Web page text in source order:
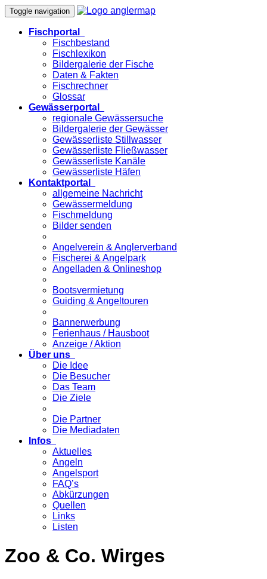
Toggle navigation
Fischportal
Fischbestand
Fischlexikon
Bildergalerie der Fische
Daten & Fakten
Fischrechner
Glossar
Gewässerportal
regionale Gewässersuche
Bildergalerie der Gewässer
Gewässerliste Stillwasser
Gewässerliste Fließwasser
Gewässerliste Kanäle
Gewässerliste Häfen
Kontaktportal
allgemeine Nachricht
Gewässermeldung
Fischmeldung
Bilder senden
Angelverein & Anglerverband
Fischerei & Angelpark
Angelladen & Onlineshop
Bootsvermietung
Guiding & Angeltouren
Bannerwerbung
Ferienhaus / Hausboot
Anzeige / Aktion
Über uns
Die Idee
Die Besucher
Das Team
Die Ziele
Die Partner
Die Mediadaten
Infos
Aktuelles
Angeln
Angelsport
FAQ’s
Abkürzungen
Quellen
Links
Listen
Zoo & Co. Wirges